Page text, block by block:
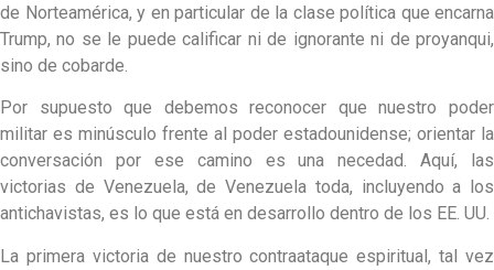
de Norteamérica, y en particular de la clase política que encarna
Trump, no se le puede calificar ni de ignorante ni de proyanqui,
sino de cobarde.
Por supuesto que debemos reconocer que nuestro poder
militar es minúsculo frente al poder estadounidense; orientar la
conversación por ese camino es una necedad. Aquí, las
victorias de Venezuela, de Venezuela toda, incluyendo a los
antichavistas, es lo que está en desarrollo dentro de los EE. UU.
La primera victoria de nuestro contraataque espiritual, tal vez